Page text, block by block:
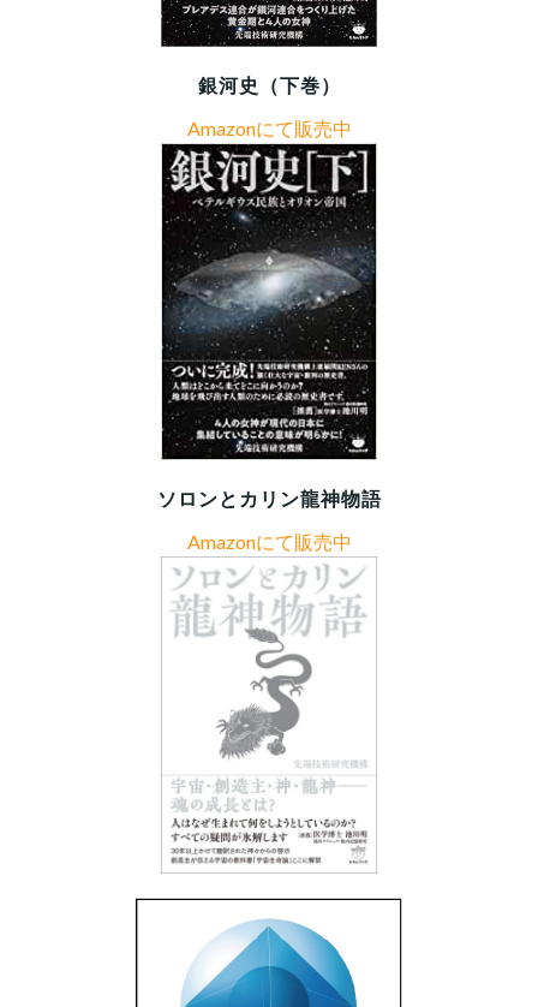
銀河史（下巻）
Amazonにて販売中
ソロンとカリン龍神物語
Amazonにて販売中